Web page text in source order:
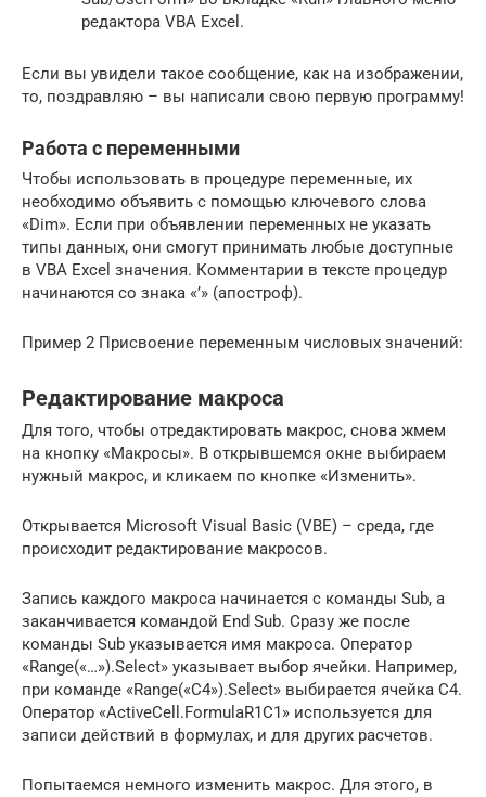
редактора VBA Excel.
Если вы увидели такое сообщение, как на изображении,
то, поздравляю – вы написали свою первую программу!
Работа с переменными
Чтобы использовать в процедуре переменные, их
необходимо объявить с помощью ключевого слова
«Dim». Если при объявлении переменных не указать
типы данных, они смогут принимать любые доступные
в VBA Excel значения. Комментарии в тексте процедур
начинаются со знака «’» (апостроф).
Пример 2 Присвоение переменным числовых значений:
Редактирование макроса
Для того, чтобы отредактировать макрос, снова жмем
на кнопку «Макросы». В открывшемся окне выбираем
нужный макрос, и кликаем по кнопке «Изменить».
Открывается Microsoft Visual Basic (VBE) – среда, где
происходит редактирование макросов.
Запись каждого макроса начинается с команды Sub, а
заканчивается командой End Sub. Сразу же после
команды Sub указывается имя макроса. Оператор
«Range(«…»).Select» указывает выбор ячейки. Например,
при команде «Range(«C4»).Select» выбирается ячейка C4.
Оператор «ActiveCell.FormulaR1C1» используется для
записи действий в формулах, и для других расчетов.
Попытаемся немного изменить макрос. Для этого, в